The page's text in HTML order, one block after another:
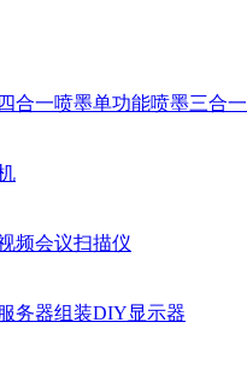
合一喷墨单功能喷墨三合一
频会议扫描仪
服务器组装DIY显示器